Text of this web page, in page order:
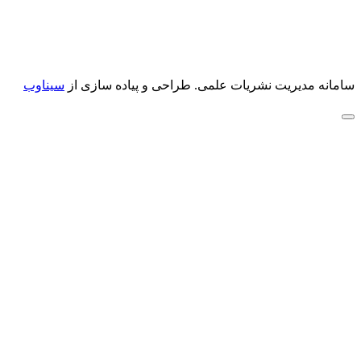
سامانه مدیریت نشریات علمی. طراحی و پیاده سازی از سیناوب